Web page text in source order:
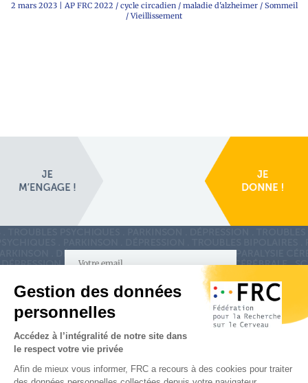
2 mars 2023| AP FRC 2022 / cycle circadien/ maladie d'alzheimer/ Sommeil
/ Vieillissement
S'inscrire à la newsletter
les réseaux sociaux